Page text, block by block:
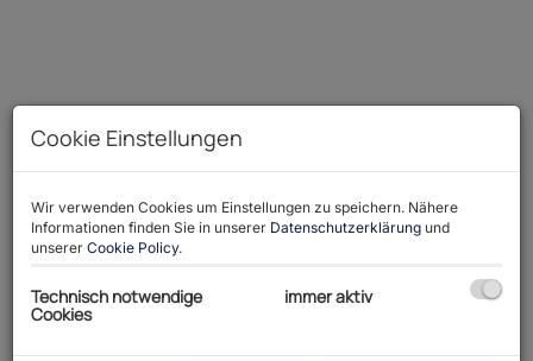
Beschreibung
Cookie Einstellungen
Wir verwenden Cookies um Einstellungen zu speichern. Nähere
Informationen finden Sie in unserer Datenschutzerklärung und
unserer Cookie Policy.
Technisch notwendige
Cookies
immer aktiv